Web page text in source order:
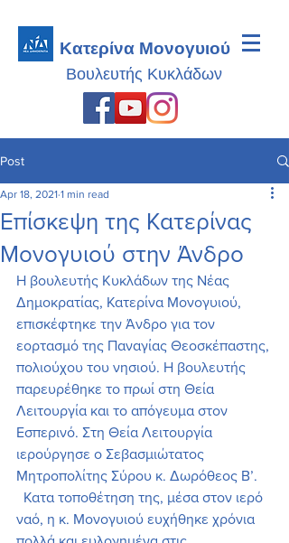
Κατερίνα Μονογυιού
Βουλευτής Κυκλάδων
Post
Επίσκεψη της Κατερίνας
Μονογυιού στην Άνδρο
Apr 18, 2021 1 min read
Η βουλευτής Κυκλάδων της Νέας
Δημοκρατίας, Κατερίνα Μονογυιού,
επισκέφτηκε την Άνδρο για τον
εορτασμό της Παναγίας Θεοσκέπαστης,
πολιούχου του νησιού. Η βουλευτής
παρευρέθηκε το πρωί στη Θεία
Λειτουργία και το απόγευμα στον
Εσπερινό. Στη Θεία Λειτουργία
ιερούργησε ο Σεβασμιώτατος
Μητροπολίτης Σύρου κ. Δωρόθεος Β’.
ναό, η κ. Μονογυιού ευχήθηκε χρόνια